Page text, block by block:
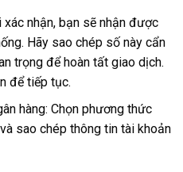
nhận, bạn sẽ nhận được
Hãy sao chép số này cẩn
trọng để hoàn tất giao dịch.
để tiếp tục.
hàng: Chọn phương thức
sao chép thông tin tài khoản